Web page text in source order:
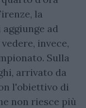
la
ad
invece,
Sulla
arrivato da
l'obiettivo di
non riesce più